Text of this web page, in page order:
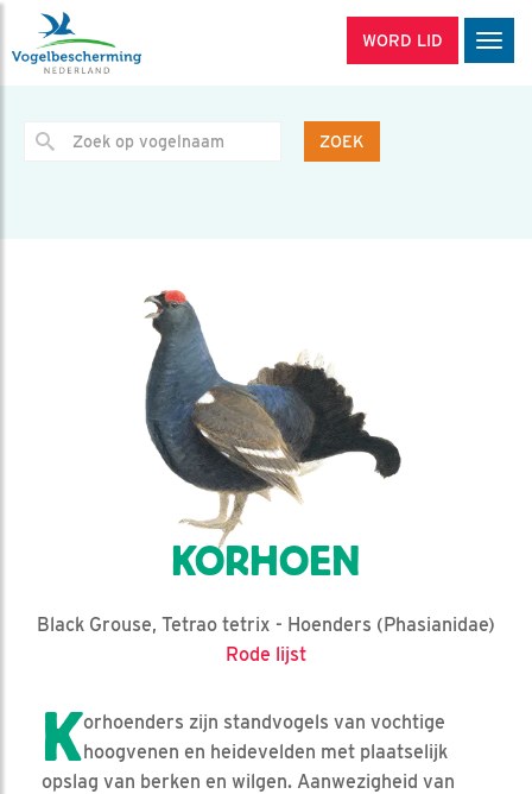
WORD LID
ZOEK
KORHOEN
Black Grouse, Tetrao tetrix - Hoenders (Phasianidae)
Rode lijst
Korhoenders zijn standvogels van vochtige
hoogvenen en heidevelden met plaatselijk
opslag van berken en wilgen. Aanwezigheid van